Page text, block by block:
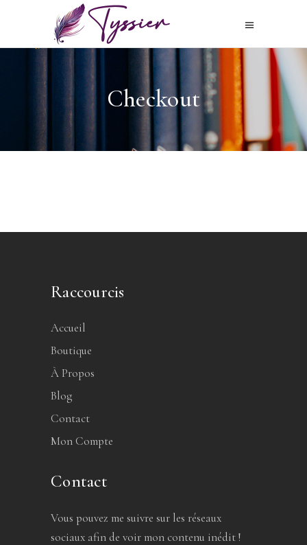
Checkout
Raccourcis
Accueil
Boutique
À Propos
Blog
Contact
Mon Compte
Contact
Vous pouvez me suivre sur les réseaux
sociaux afin de voir mon contenu inédit !